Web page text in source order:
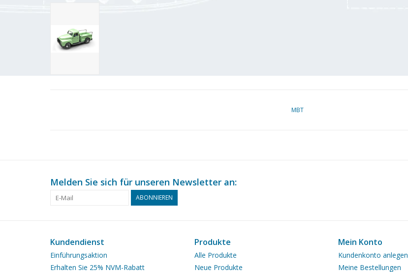
MBT
Melden Sie sich für unseren Newsletter an:
ABONNIEREN
Kundendienst
Einführungsaktion
Erhalten Sie 25% NVM-Rabatt
Produkte
Alle Produkte
Neue Produkte
Mein Konto
Kundenkonto anlegen
Meine Bestellungen